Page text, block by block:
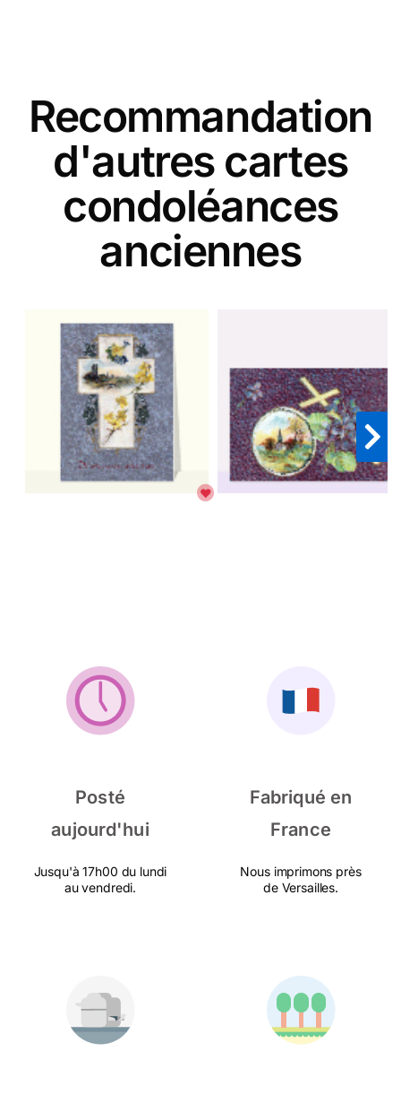
Recommandation
d'autres cartes
condoléances
anciennes
Posté
aujourd'hui
Jusqu'à 17h00 du lundi
au vendredi.
Fabriqué en
France
Nous imprimons près
de Versailles.